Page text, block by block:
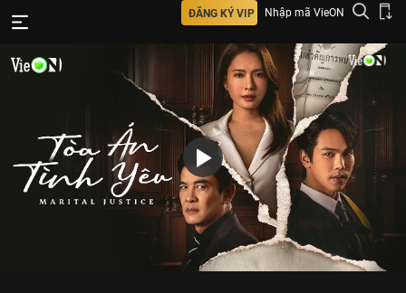
ĐĂNG KÝ VIP Nhập mã VieON